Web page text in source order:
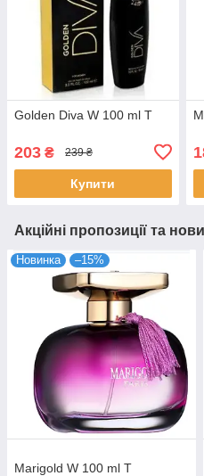
Golden Diva W 100 ml T
203 ₴ 239 ₴
Купити
Акційні пропозиції та
Новинка –15%
Marigold W 100 ml T